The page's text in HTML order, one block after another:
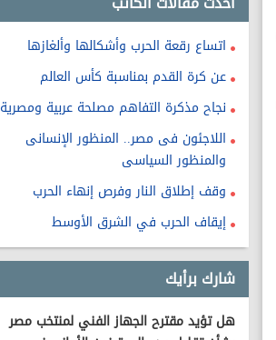
اتساع رقعة الحرب وأشكالها وألغازها
عن كرة القدم بمناسبة كأس العالم
نجاح مذكرة التفاهم مصلحة عربية ومصرية
اللاجئون فى مصر.. المنظور الإنسانى
والمنظور السياسى
وقف إطلاق النار وفرص إنهاء الحرب
إيقاف الحرب في الشرق الأوسط
شارك برأيك
هل تؤيد مقترح الجهاز الفني لمنتخب مصر